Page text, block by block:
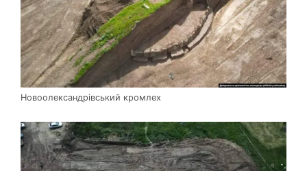
Новоолександрівський кромлех